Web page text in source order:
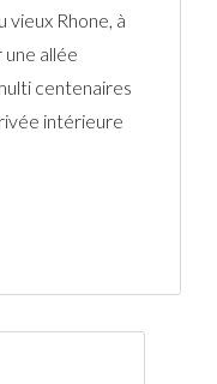
vieux Rhone, à
allée
centenaires
intérieure